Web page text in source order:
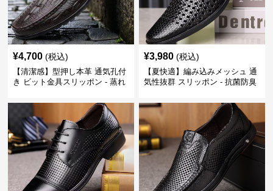
¥4,700 (税込)
【清潔感】型押し本革 通気孔付
き ビット金具スリッポン - 蒸れ
¥3,980 (税込)
【夏快適】編み込みメッシュ 通
気性抜群 スリッポン - 抗菌防臭